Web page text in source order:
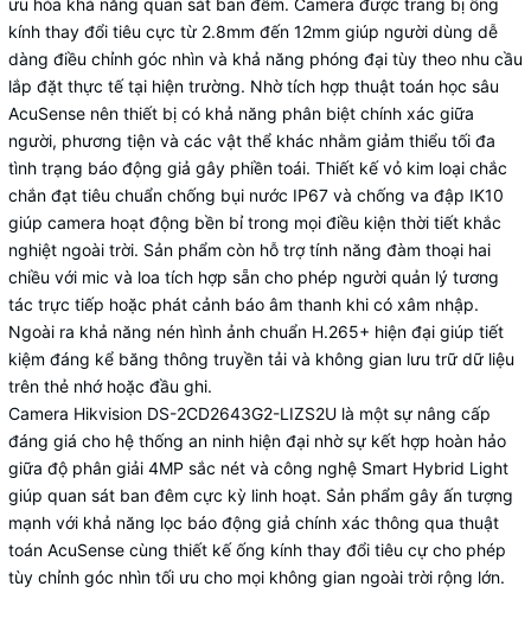
ưu hóa khả năng quan sát ban đêm. Camera được trang bị ống
kính thay đổi tiêu cực từ 2.8mm đến 12mm giúp người dùng dễ
dàng điều chỉnh góc nhìn và khả năng phóng đại tùy theo nhu cầu
lắp đặt thực tế tại hiện trường. Nhờ tích hợp thuật toán học sâu
AcuSense nên thiết bị có khả năng phân biệt chính xác giữa
người, phương tiện và các vật thể khác nhằm giảm thiểu tối đa
tình trạng báo động giả gây phiền toái. Thiết kế vỏ kim loại chắc
chắn đạt tiêu chuẩn chống bụi nước IP67 và chống va đập IK10
giúp camera hoạt động bền bỉ trong mọi điều kiện thời tiết khắc
nghiệt ngoài trời. Sản phẩm còn hỗ trợ tính năng đàm thoại hai
chiều với mic và loa tích hợp sẵn cho phép người quản lý tương
tác trực tiếp hoặc phát cảnh báo âm thanh khi có xâm nhập.
Ngoài ra khả năng nén hình ảnh chuẩn H.265+ hiện đại giúp tiết
kiệm đáng kể băng thông truyền tải và không gian lưu trữ dữ liệu
trên thẻ nhớ hoặc đầu ghi.
Camera Hikvision DS-2CD2643G2-LIZS2U là một sự nâng cấp
đáng giá cho hệ thống an ninh hiện đại nhờ sự kết hợp hoàn hảo
giữa độ phân giải 4MP sắc nét và công nghệ Smart Hybrid Light
giúp quan sát ban đêm cực kỳ linh hoạt. Sản phẩm gây ấn tượng
mạnh với khả năng lọc báo động giả chính xác thông qua thuật
toán AcuSense cùng thiết kế ống kính thay đổi tiêu cự cho phép
tùy chỉnh góc nhìn tối ưu cho mọi không gian ngoài trời rộng lớn.